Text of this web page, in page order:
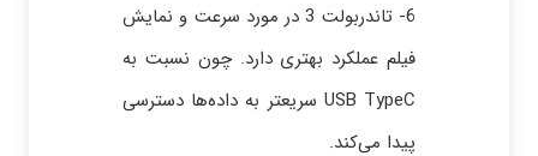
6- تاندربولت 3 در مورد سرعت و نمایش
فیلم عملکرد بهتری دارد. چون نسبت به
USB TypeC سریعتر به داده‌ها دسترسی
پیدا می‌کند.